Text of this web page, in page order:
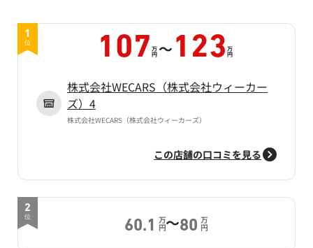
1
位 107 万
円 ～ 123 万
円
株式会社WECARS（株式会社ウィーカー
ズ）4
株式会社WECARS（株式会社ウィーカーズ）
この店舗の口コミを見る
2
位
60.1 万
円～80 万
円